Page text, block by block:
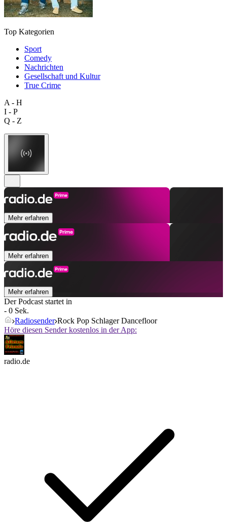
Top Kategorien
Sport
Comedy
Nachrichten
Gesellschaft und Kultur
True Crime
A - H
I - P
Q - Z
Mehr erfahren
Mehr erfahren
Mehr erfahren
Der Podcast startet in
- 0 Sek.
Radiosender Rock Pop Schlager Dancefloor
Höre diesen Sender kostenlos in der App:
radio.de